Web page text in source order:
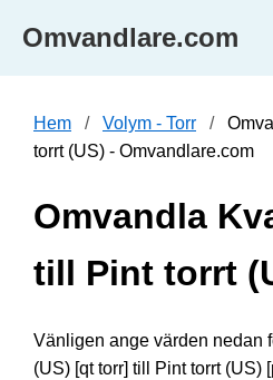
Omvandlare.com
Hem Volym - Torr
torrt (US) - Omvandlare.com
Omvandla
till Pint torrt
Vänligen ange värden nedan
(US) [qt torr] till Pint torrt (US)